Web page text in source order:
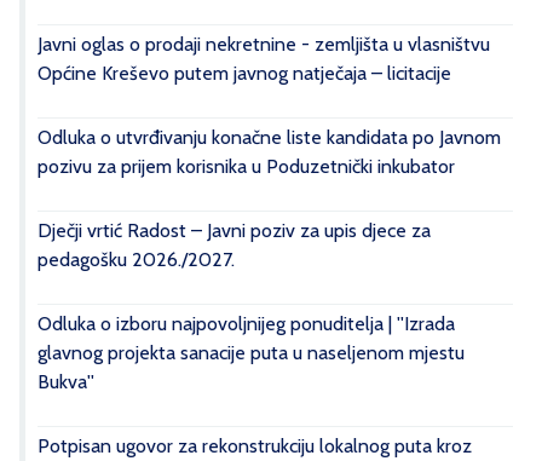
Javni oglas o prodaji nekretnine - zemljišta u vlasništvu
Općine Kreševo putem javnog natječaja – licitacije
Odluka o utvrđivanju konačne liste kandidata po Javnom
pozivu za prijem korisnika u Poduzetnički inkubator
Dječji vrtić Radost – Javni poziv za upis djece za
pedagošku 2026./2027.
Odluka o izboru najpovoljnijeg ponuditelja | ''Izrada
glavnog projekta sanacije puta u naseljenom mjestu
Bukva''
Potpisan ugovor za rekonstrukciju lokalnog puta kroz